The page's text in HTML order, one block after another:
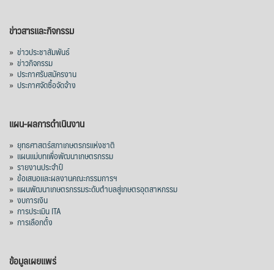
ข่าวสารและกิจกรรม
» ข่าวประชาสัมพันธ์
» ข่าวกิจกรรม
» ประกาศรับสมัครงาน
» ประกาศจัดซื้อจัดจ้าง
แผน-ผลการดำเนินงาน
» ยุทธศาสตร์สภาเกษตรกรแห่งชาติ
» แผนแม่บทเพื่อพัฒนาเกษตรกรรม
» รายงานประจำปี
» ข้อเสนอและผลงานคณะกรรมการฯ
» แผนพัฒนาเกษตรกรรมระดับตำบลสู่เกษตรอุตสาหกรรม
» งบการเงิน
» การประเมิน ITA
» การเลือกตั้ง
ข้อมูลเผยแพร่